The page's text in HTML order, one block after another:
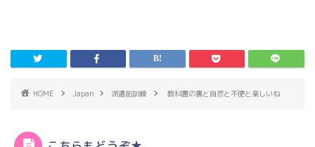
HOME Japan 派遣前訓練 教科書の裏と自然と不便と楽しいね